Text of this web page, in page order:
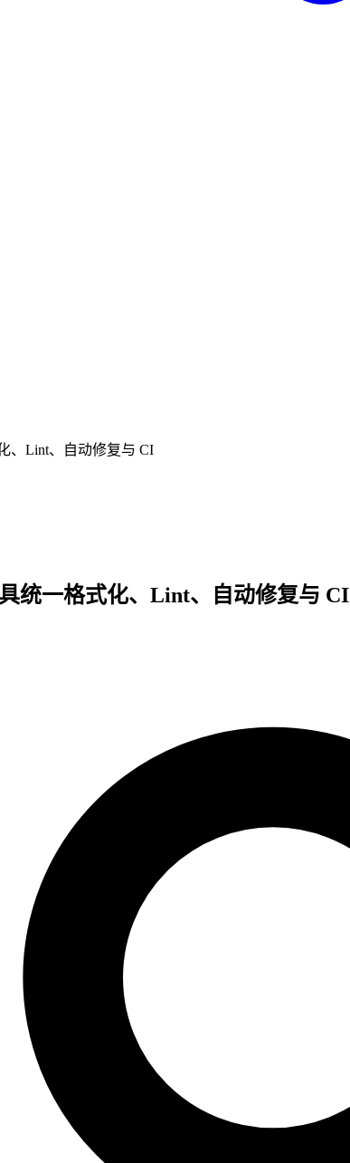
、Lint、自动修复与 CI
统一格式化、Lint、自动修复与 CI